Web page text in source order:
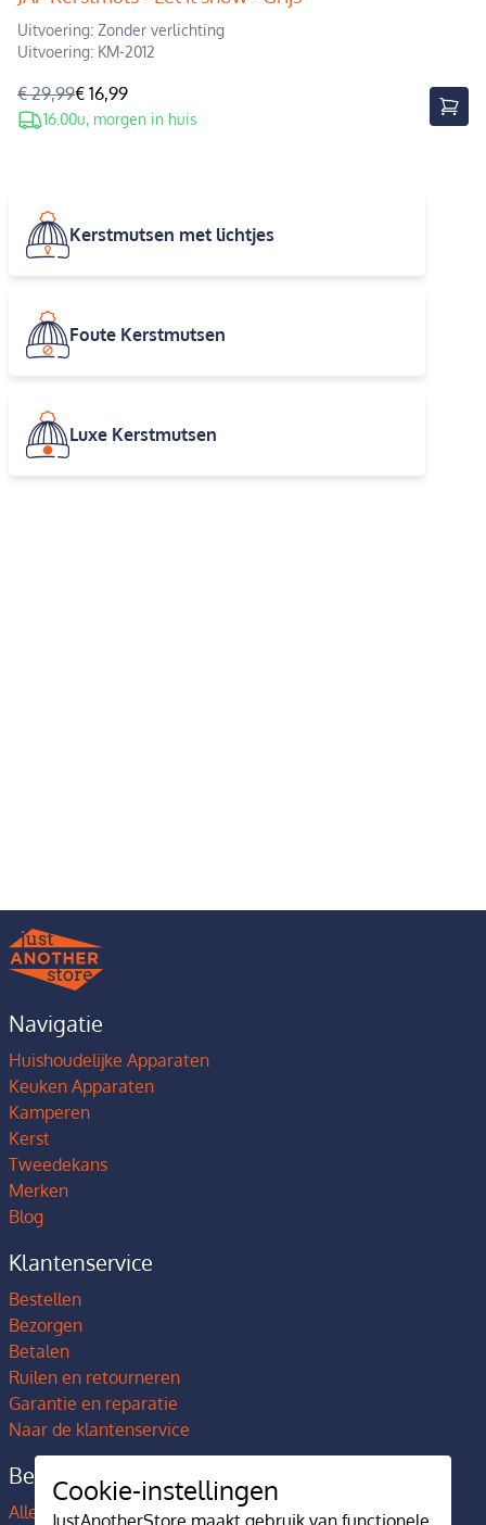
Uitvoering: Zonder verlichting
Uitvoering: KM-2012
€ 29,99€ 16,99
16.00u, morgen in huis
Kerstmutsen met lichtjes
Foute Kerstmutsen
Luxe Kerstmutsen
Navigatie
Huishoudelijke Apparaten
Keuken Apparaten
Kamperen
Kerst
Tweedekans
Merken
Blog
Klantenservice
Bestellen
Bezorgen
Betalen
Ruilen en retourneren
Garantie en reparatie
Naar de klantenservice
Bedrijfsgegevens
Alles over JustAnotherStore
Cookie-instellingen
JustAnotherStore maakt gebruik van functionele,